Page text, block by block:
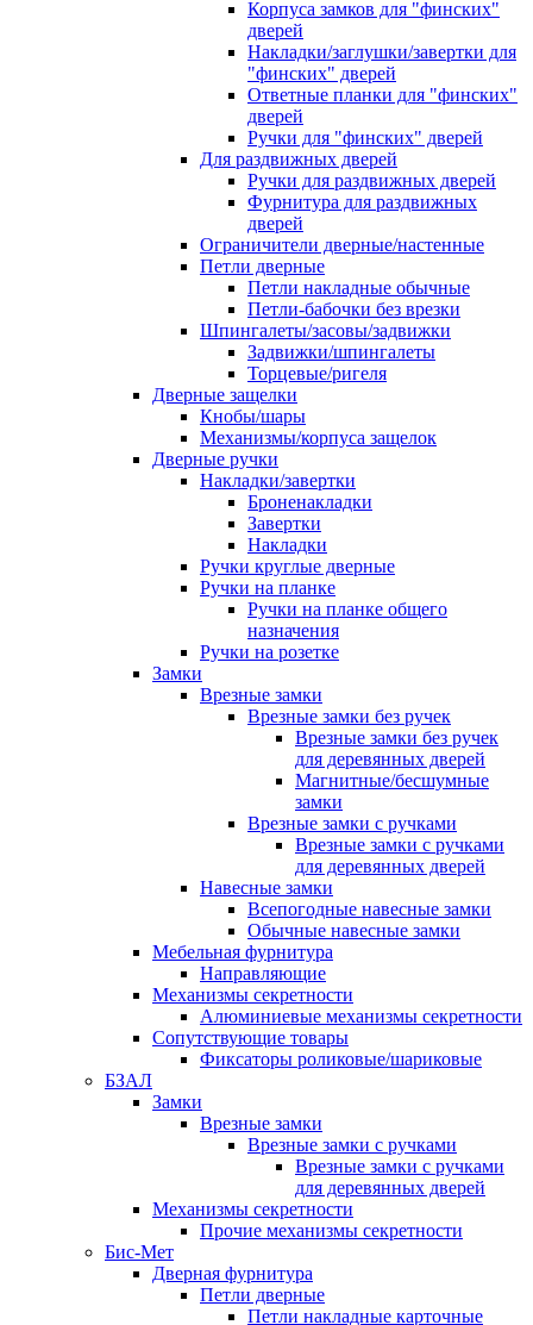
Корпуса замков для "финских"
дверей
Накладки/заглушки/завертки для
"финских" дверей
Ответные планки для "финских"
дверей
Ручки для "финских" дверей
Для раздвижных дверей
Ручки для раздвижных дверей
Фурнитура для раздвижных
дверей
Ограничители дверные/настенные
Петли дверные
Петли накладные обычные
Петли-бабочки без врезки
Шпингалеты/засовы/задвижки
Задвижки/шпингалеты
Торцевые/ригеля
Дверные защелки
Кнобы/шары
Механизмы/корпуса защелок
Дверные ручки
Накладки/завертки
Броненакладки
Завертки
Накладки
Ручки круглые дверные
Ручки на планке
Ручки на планке общего
назначения
Ручки на розетке
Замки
Врезные замки
Врезные замки без ручек
Врезные замки без ручек
для деревянных дверей
Магнитные/бесшумные
замки
Врезные замки с ручками
Врезные замки с ручками
для деревянных дверей
Навесные замки
Всепогодные навесные замки
Обычные навесные замки
Мебельная фурнитура
Направляющие
Механизмы секретности
Алюминиевые механизмы секретности
Сопутствующие товары
Фиксаторы роликовые/шариковые
БЗАЛ
Замки
Врезные замки
Врезные замки с ручками
Врезные замки с ручками
для деревянных дверей
Механизмы секретности
Прочие механизмы секретности
Бис-Мет
Дверная фурнитура
Петли дверные
Петли накладные карточные